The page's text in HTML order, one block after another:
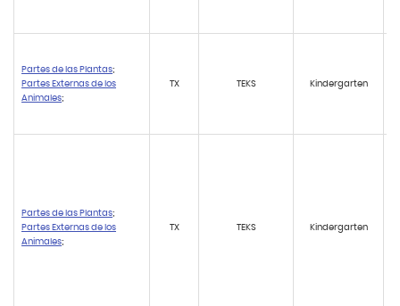
Partes de las Plantas;
Partes Externas de los
Animales;
TX TEKS Kindergarten
Partes de las Plantas;
Partes Externas de los
Animales;
TX TEKS Kindergarten